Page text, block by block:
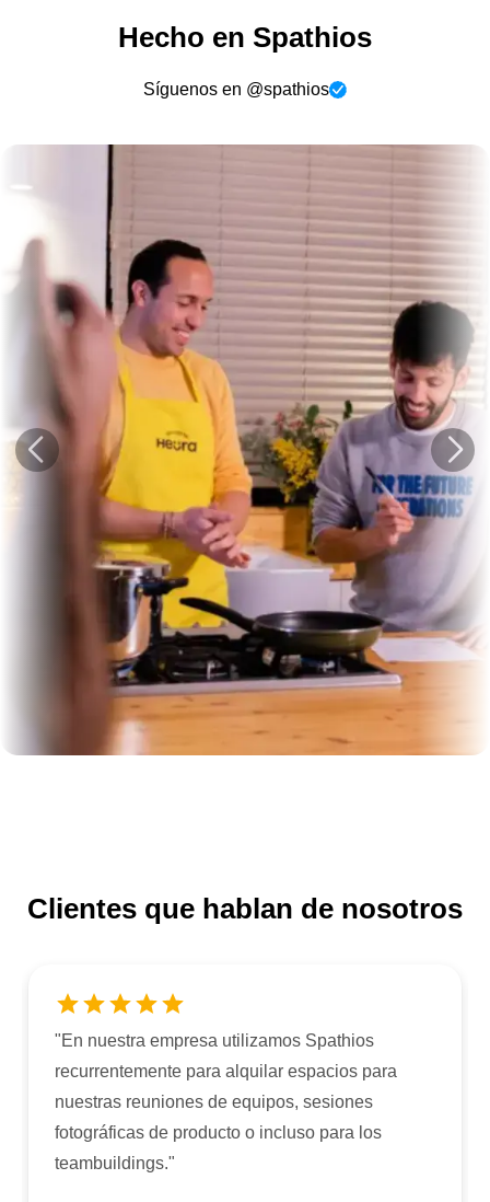
Hecho en Spathios
Síguenos en @spathios
Clientes que hablan de nosotros
"En nuestra empresa utilizamos Spathios
recurrentemente para alquilar espacios para
nuestras reuniones de equipos, sesiones
fotográficas de producto o incluso para los
teambuildings."